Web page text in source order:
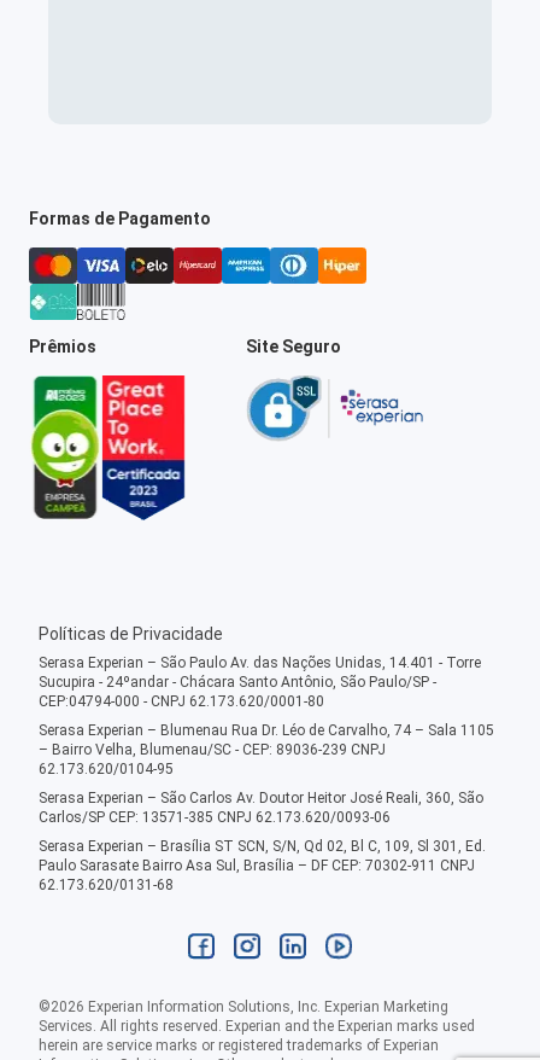
Formas de Pagamento
Prêmios Site Seguro
Políticas de Privacidade
Serasa Experian – São Paulo Av. das Nações Unidas, 14.401 - Torre
Sucupira - 24ºandar - Chácara Santo Antônio, São Paulo/SP -
CEP:04794-000 - CNPJ 62.173.620/0001-80
Serasa Experian – Blumenau Rua Dr. Léo de Carvalho, 74 – Sala 1105
– Bairro Velha, Blumenau/SC - CEP: 89036-239 CNPJ
62.173.620/0104-95
Serasa Experian – São Carlos Av. Doutor Heitor José Reali, 360, São
Carlos/SP CEP: 13571-385 CNPJ 62.173.620/0093-06
Serasa Experian – Brasília ST SCN, S/N, Qd 02, Bl C, 109, Sl 301, Ed.
Paulo Sarasate Bairro Asa Sul, Brasília – DF CEP: 70302-911 CNPJ
62.173.620/0131-68
©2026 Experian Information Solutions, Inc. Experian Marketing
Services. All rights reserved. Experian and the Experian marks used
herein are service marks or registered trademarks of Experian